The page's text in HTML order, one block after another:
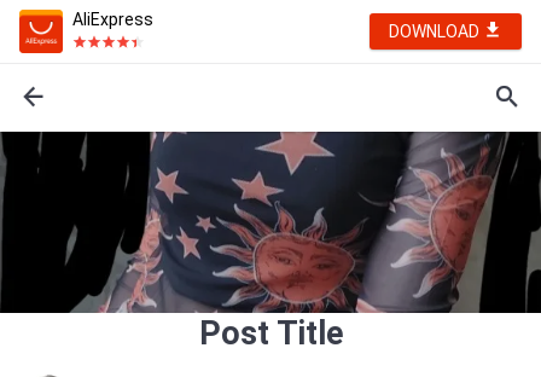
AliExpress
DOWNLOAD
Post Title